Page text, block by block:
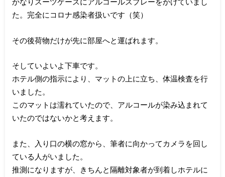
た。完全にコロナ感染者扱いです（笑）
その後荷物だけが先に部屋へと運ばれます。
そしていよいよ下車です。
ホテル側の指示により、マットの上に立ち、体温検査を行
いました。
このマットは濡れていたので、アルコールが染み込まれて
いたのではないかと考えます。
また、入り口の横の窓から、筆者に向かってカメラを回し
ている人がいました。
推測になりますが、きちんと隔離対象者が到着しホテルに